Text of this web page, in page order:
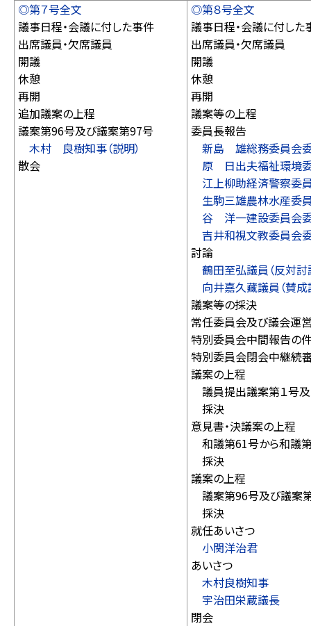
◎第７号全文
議事日程・会議に付した事件
出席議員・欠席議員
開議
休憩
再開
追加議案の上程
議案第96号及び議案第97号
木村 良樹知事（説明）
散会
◎第８号全文
議事日程・会議に付した
出席議員・欠席議員
開議
休憩
再開
議案等の上程
委員長報告
新島 雄総務委員会
原 日出夫福祉環境
江上柳助経済警察委
生駒三雄農林水産委
谷 洋一建設委員会
吉井和視文教委員会
討論
鶴田至弘議員（反対討
向井嘉久藏議員（賛成
議案等の採決
常任委員会及び議会運
特別委員会中間報告の
特別委員会閉会中継続
議案の上程
議員提出議案第１号
採決
意見書・決議案の上程
和議第61号から和議
採決
議案の上程
議案第96号及び議案
採決
就任あいさつ
小関洋治君
あいさつ
木村良樹知事
宇治田栄蔵議長
閉会